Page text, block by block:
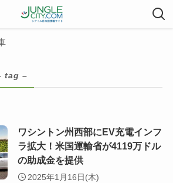
tag –
ワシントン州西部にEV充電インフ
ラ拡大！米国運輸省が4119万ドル
の助成金を提供
2025年1月16日(木)